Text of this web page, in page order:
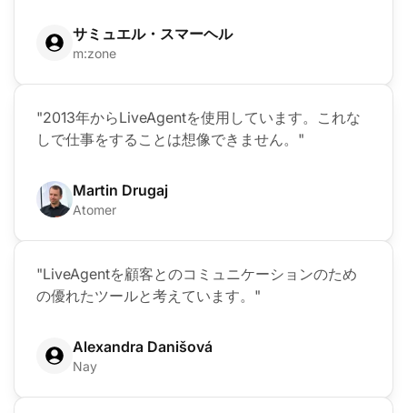
サミュエル・スマーヘル
m:zone
"2013年からLiveAgentを使用しています。これな
しで仕事をすることは想像できません。"
Martin Drugaj
Atomer
"LiveAgentを顧客とのコミュニケーションのため
の優れたツールと考えています。"
Alexandra Danišová
Nay